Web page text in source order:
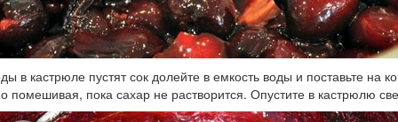
в кастрюле пустят сок долейте в емкость воды и поставьте на
помешивая, пока сахар не растворится. Опустите в кастрюлю